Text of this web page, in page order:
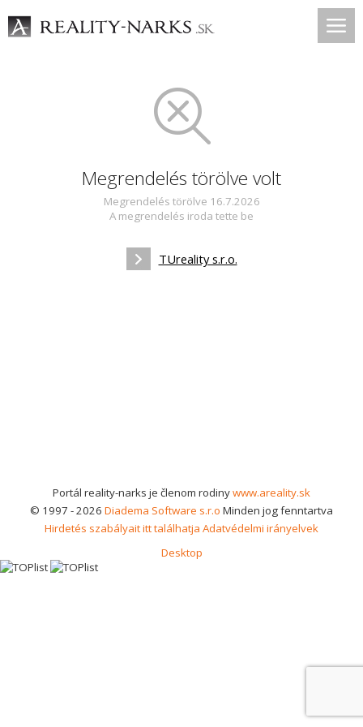
Megrendelés törölve volt
Megrendelés törölve 16.7.2026
A megrendelés iroda tette be
TUreality s.r.o.
Portál reality-narks je členom rodinywww.areality.sk
© 1997 - 2026 Diadema Software s.r.o Minden jog fenntartva
Hirdetés szabályait itt találhatja Adatvédelmi irányelvek
Desktop